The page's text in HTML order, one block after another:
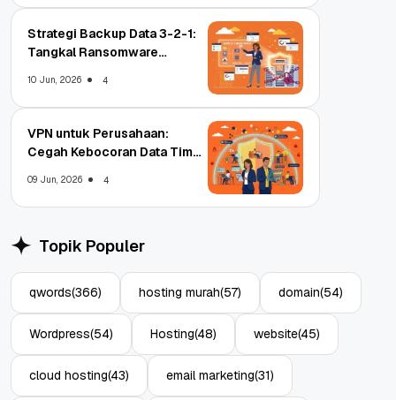
Strategi Backup Data 3-2-1:
Tangkal Ransomware
10 Jun, 2026 4
VPN untuk Perusahaan:
Cegah Kebocoran Data Tim
09 Jun, 2026 4
Topik Populer
qwords(366) hosting murah(57) domain(54)
Wordpress(54) Hosting(48) website(45)
cloud hosting(43) email marketing(31)